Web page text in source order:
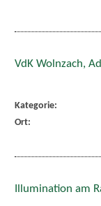
VdK Wolnzach,
Kategorie:
Ort:
Illumination am